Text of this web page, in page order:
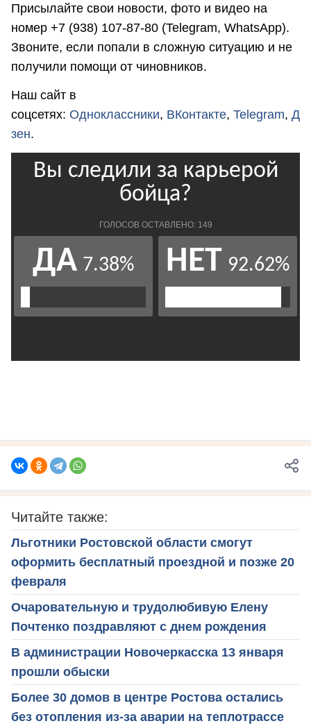
Присылайте свои новости, фото и видео на
номер +7 (938) 107-87-80 (Telegram, WhatsApp).
Звоните, если попали в сложную ситуацию и не
получили помощи от чиновников.
Наш сайт в
соцсетях: Одноклассники, ВКонтакте, Telegram, Д
зен.
Читайте также:
Льготники Ростовской области смогут
оформить бесплатный проездной и позже 20
февраля
Очаровательную и трудолюбивую Елену
Почтенко поздравляют с днем рождения
В администрации Новочеркасска 13 января
прошли обыски
Более 30 домов в центре Ростова остались
без отопления из-за аварии на теплотрассе